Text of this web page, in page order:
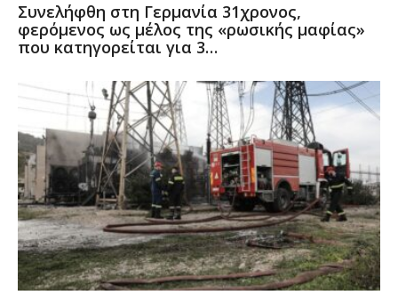
Συνελήφθη στη Γερμανία 31χρονος,
φερόμενος ως μέλος της «ρωσικής μαφίας»
που κατηγορείται για 3…